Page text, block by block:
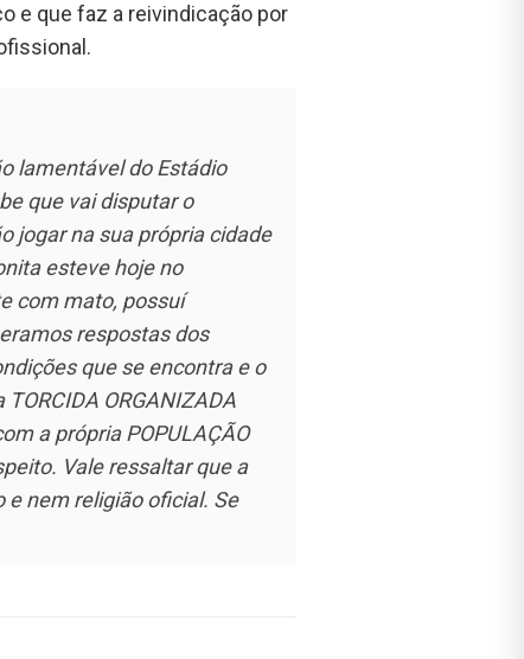
e que faz a reivindicação por
lamentável do Estádio
que vai disputar o
jogar na sua própria cidade
esteve hoje no
com mato, possuí
respostas dos
que se encontra e o
TORCIDA ORGANIZADA
a própria POPULAÇÃO
Vale ressaltar que a
e nem religião oficial. Se